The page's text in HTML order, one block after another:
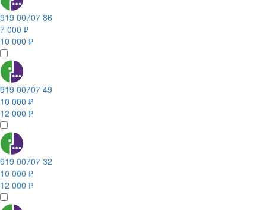
919 00707 86
7 000 ₽
10 000 ₽
919 00707 49
10 000 ₽
12 000 ₽
919 00707 32
10 000 ₽
12 000 ₽